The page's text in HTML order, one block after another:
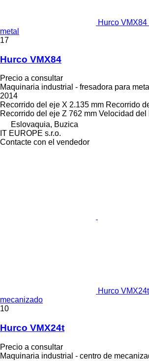
Hurco
metal
17
Hurco VMX84
Precio a consultar
Maquinaria industrial - fresadora para metal
2014
Recorrido del eje X 2.135 mm Recorrido
Recorrido del eje Z 762 mm Velocidad del
Eslovaquia, Buzica
IT EUROPE s.r.o.
Contacte con el vendedor
Hurco
mecanizado
10
Hurco VMX24t
Precio a consultar
Maquinaria industrial - centro de